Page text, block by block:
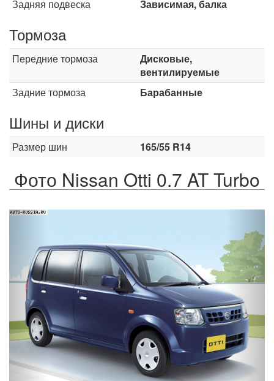
Задняя подвеска Зависимая, балка
Тормоза
Передние тормоза
Дисковые,
вентилируемые
Задние тормоза
Барабанные
Шины и диски
Размер шин 165/55 R14
Фото Nissan Otti 0.7 AT Turbo
Назад